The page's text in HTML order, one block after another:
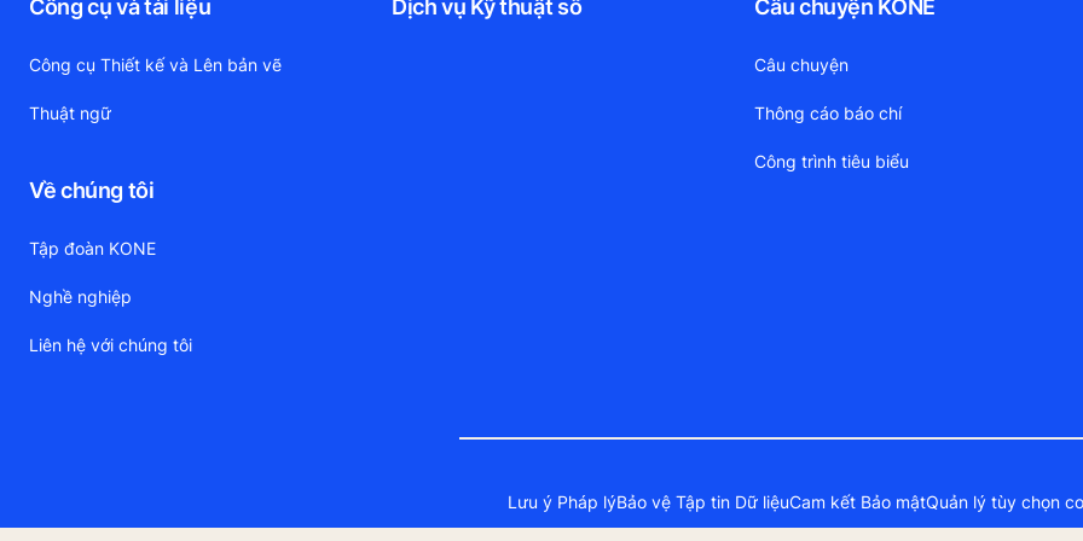
Công cụ và tài liệu
Công cụ Thiết kế và Lên bản vẽ
Thuật ngữ
Dịch vụ Kỹ thuật số Câu chuyện KONE
Câu chuyện
Thông cáo báo chí
Công trình tiêu biểu
Về chúng tôi
Tập đoàn KONE
Nghề nghiệp
Liên hệ với chúng tôi
Lưu ý Pháp lýBảo vệ Tập tin Dữ liệuCam kết Bảo mậtQuản lý tùy chọn